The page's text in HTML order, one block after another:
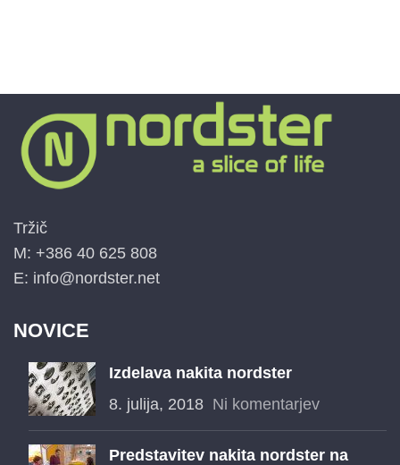
Tržič
M: +386 40 625 808
E: info@nordster.net
NOVICE
Izdelava nakita nordster
8. julija, 2018 Ni komentarjev
Predstavitev nakita nordster na